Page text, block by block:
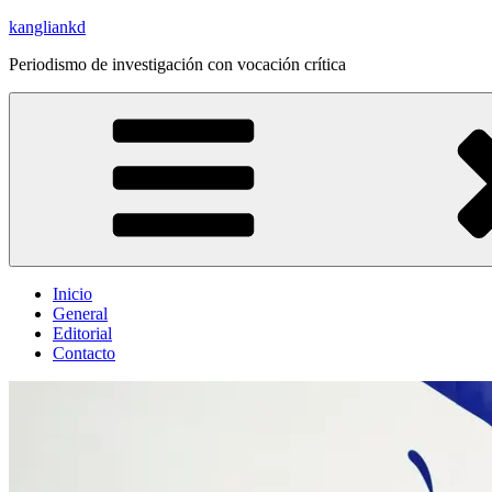
Saltar
contenido
kangliankd
Periodismo de investigación con vocación crítica
Inicio
General
Editorial
Contacto